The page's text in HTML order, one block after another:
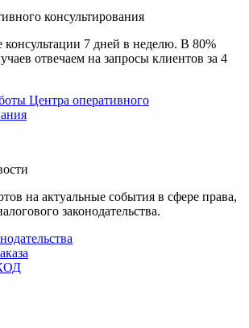
консультирования
7 дней в неделю. В 80%
отвечаем на запросы клиентов за 4
Центра оперативного
на актуальные события в сфере права,
законодательства.